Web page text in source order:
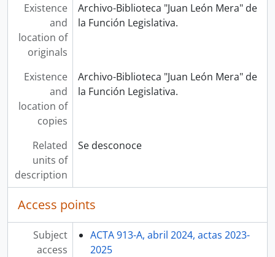
Existence
and
location of
originals
Archivo-Biblioteca "Juan León Mera" de
la Función Legislativa.
Existence
and
location of
copies
Archivo-Biblioteca "Juan León Mera" de
la Función Legislativa.
Related
units of
description
Se desconoce
Access points
Subject
access
ACTA 913-A, abril 2024, actas 2023-
2025